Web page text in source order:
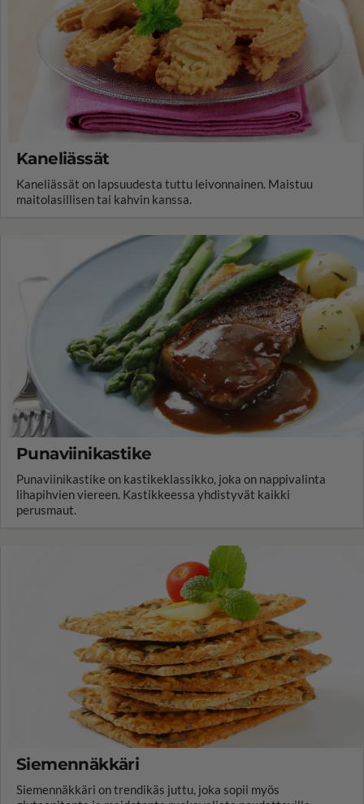
Kaneliässät
Kaneliässät on lapsuudesta tuttu leivonnainen. Maistuu
maitolasillisen tai kahvin kanssa.
Punaviinikastike
Punaviinikastike on kastikeklassikko, joka on nappivalinta
lihapihvien viereen. Kastikkeessa yhdistyvät kaikki
perusmaut.
Siemennäkkäri
Siemennäkkäri on trendikäs juttu, joka sopii myös